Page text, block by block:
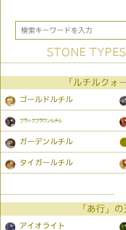
STONE TYPES
「ルチルクォ
ゴールドルチル
ブラックブラウンルチル
ガーデンルチル
タイガールチル
「あ行」
アイオライト